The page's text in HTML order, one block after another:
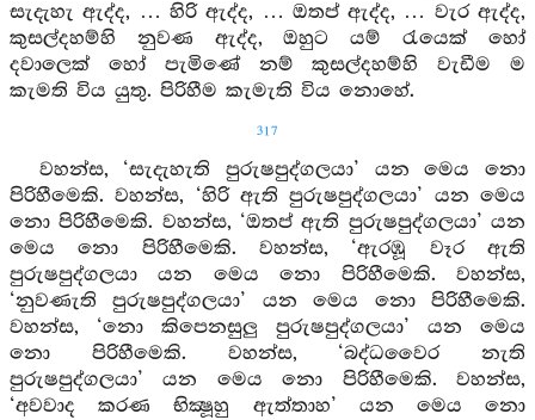
සැදැහැ ඇද්ද, … හිරි ඇද්ද, … ඔතප් ඇද්ද, … වැර ඇද්ද,
කුසල්දහම්හි නුවණ ඇද්ද, ඔහුට යම් රැයෙක් හෝ
දවාලෙක් හෝ පැමිණේ නම් කුසල්දහම්හි වැඩීම ම
කැමති විය යුතු. පිරිහීම කැමැති විය නොහේ.
317
වහන්ස, ‘සැදැහැති පුරුෂපුද්ගලයා’ යන මෙය නො
පිරිහීමෙකි. වහන්ස, ‘හිරි ඇති පුරුෂපුද්ගලයා’ යන මෙය
නො පිරිහීමෙකි. වහන්ස, ‘ඔතප් ඇති පුරුෂපුද්ගලයා’ යන
මෙය නො පිරිහීමෙකි. වහන්ස, ‘ඇරඹූ වෑර ඇති
පුරුෂපුද්ගලයා යන මෙය නො පිරිහීමෙකි. වහන්ස,
‘නුවණැති පුරුෂපුද්ගලයා’ යන මෙය නො පිරිහීමෙකි.
වහන්ස, ‘නො කිපෙනසුලු පුරුෂපුද්ගලයා’ යන මෙය
නො පිරිහීමෙකි. වහන්ස, ‘බද්ධවෛර නැති
පුරුෂපුද්ගලයා’ යන මෙය නො පිරිහීමෙකි. වහන්ස,
‘අවවාද කරණ භික්‍ෂූහු ඇත්තාහ’ යන මෙය නො